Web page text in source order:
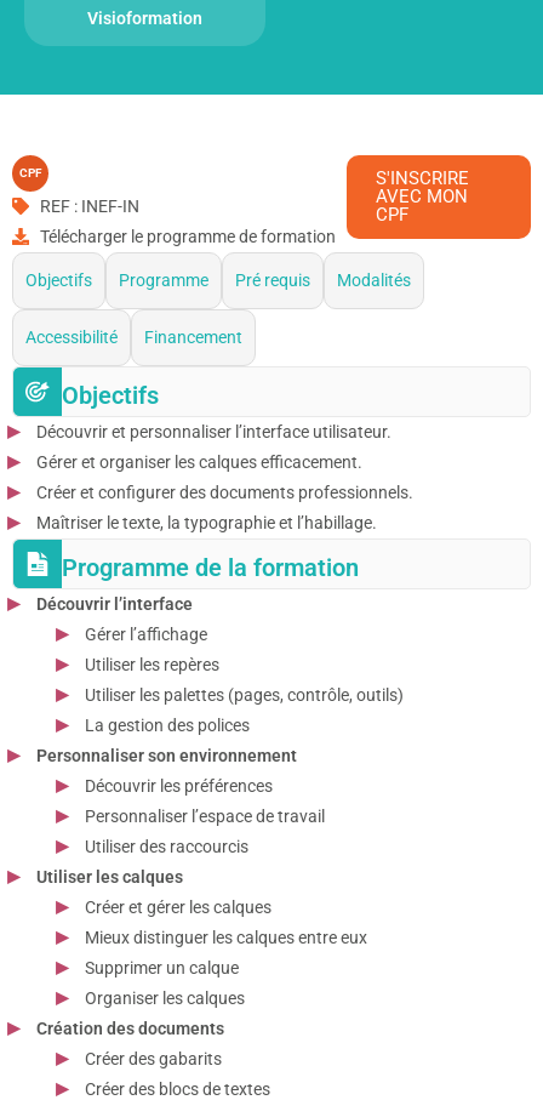
Visioformation
CPF
REF : INEF-IN
Télécharger le programme de formation
S'INSCRIRE
AVEC MON
CPF
Objectifs Programme Pré requis Modalités
Accessibilité Financement
Objectifs
Découvrir et personnaliser l’interface utilisateur.
Gérer et organiser les calques efficacement.
Créer et configurer des documents professionnels.
Maîtriser le texte, la typographie et l’habillage.
Programme de la formation
Découvrir l’interface
Gérer l’affichage
Utiliser les repères
Utiliser les palettes (pages, contrôle, outils)
La gestion des polices
Personnaliser son environnement
Découvrir les préférences
Personnaliser l’espace de travail
Utiliser des raccourcis
Utiliser les calques
Créer et gérer les calques
Mieux distinguer les calques entre eux
Supprimer un calque
Organiser les calques
Création des documents
Créer des gabarits
Créer des blocs de textes